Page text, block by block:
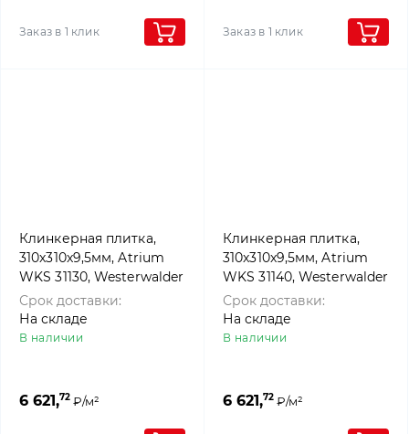
Заказ в 1 клик Заказ в 1 клик
Клинкерная плитка,
310x310x9,5мм, Atrium
WKS 31130, Westerwalder
klinker
Срок доставки:
На складе
В наличии
6 621,72 ₽/м²
Клинкерная плитка,
310x310x9,5мм, Atrium
WKS 31140, Westerwalder
klinker
Срок доставки:
На складе
В наличии
6 621,72 ₽/м²